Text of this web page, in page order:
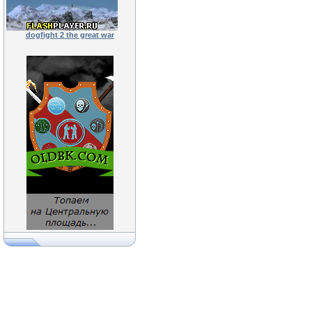
dogfight 2 the great war